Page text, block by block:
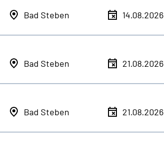
Bad Steben 14.08.2026
Bad Steben 21.08.2026
Bad Steben 21.08.2026